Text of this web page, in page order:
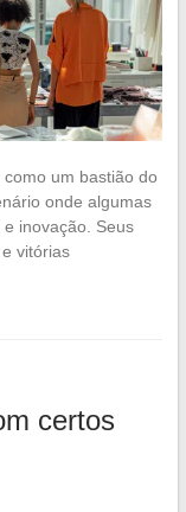
um bastião do
onde algumas
inovação. Seus
vitórias
certos